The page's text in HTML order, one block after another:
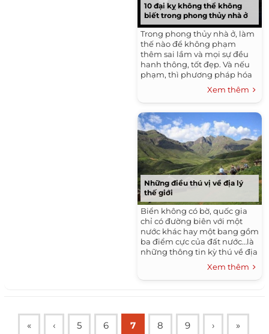
10 đại kỵ không thể không
biết trong phong thủy nhà ở
Trong phong thủy nhà ở, làm
thế nào để không phạm
thêm sai lầm và mọi sự đều
hanh thông, tốt đẹp. Và nếu
phạm, thì phương pháp hóa
giải ra sao. Đó chính là điều
chúng tôi đề cập đến trong
bài.
Xem thêm
Những điều thú vị về địa lý
thế giới
Biển không có bờ, quốc gia
chỉ có đường biên với một
nước khác hay một bang gồm
ba điểm cực của đất nước…là
những thông tin kỳ thú về địa
lý thế giới.Địa danh có tên
ngắn nhấtMảnh...
Xem thêm
« ‹ 5 6 7 8 9 › »